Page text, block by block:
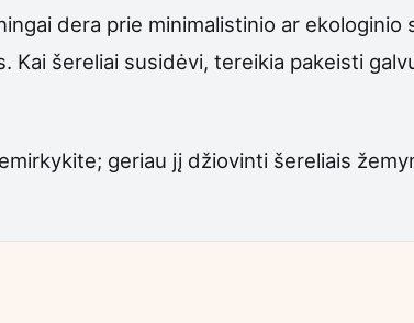
dera prie minimalistinio ar ekologinio
Kai šereliai susidėvi, tereikia pakeisti
geriau jį džiovinti šereliais